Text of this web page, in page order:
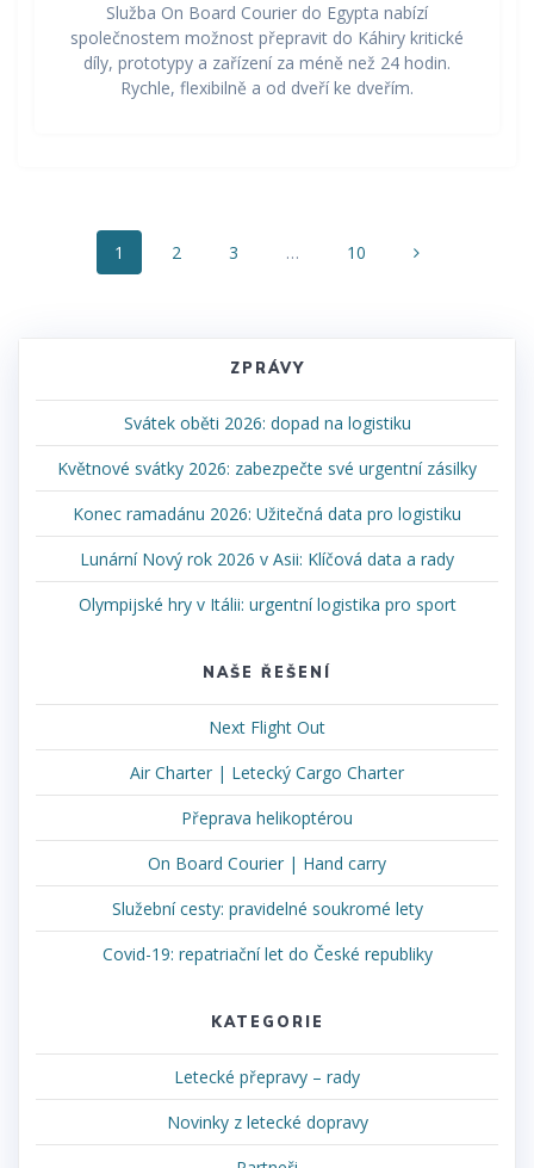
Služba On Board Courier do Egypta nabízí
společnostem možnost přepravit do Káhiry kritické
díly, prototypy a zařízení za méně než 24 hodin.
Rychle, flexibilně a od dveří ke dveřím.
Posts
navigation
Page
1 Page
2 Page
3 … Page
10
ZPRÁVY
Svátek oběti 2026: dopad na logistiku
Květnové svátky 2026: zabezpečte své urgentní zásilky
Konec ramadánu 2026: Užitečná data pro logistiku
Lunární Nový rok 2026 v Asii: Klíčová data a rady
Olympijské hry v Itálii: urgentní logistika pro sport
NAŠE ŘEŠENÍ
Next Flight Out
Air Charter | Letecký Cargo Charter
Přeprava helikoptérou
On Board Courier | Hand carry
Služební cesty: pravidelné soukromé lety
Covid-19: repatriační let do České republiky
KATEGORIE
Letecké přepravy – rady
Novinky z letecké dopravy